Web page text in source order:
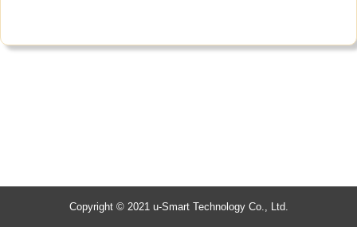
Copyright © 2021 u-Smart Technology Co., Ltd.